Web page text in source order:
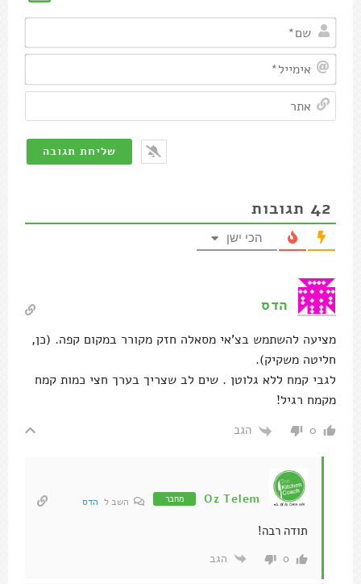
42 תגובות
הכי ישן
הדס
מציעה להשתמש בצ'אי מסאלה חזק מקורר במקום קפה. (כן,
חליטה משקיק).
לגבי קמח ללא גלוטן . שים לב שצריך בערך חצי כמות קמח
מקמח רגיל!
0 הגב
Oz Telem מחבר השב ל הדס
תודה רבה!
0 הגב